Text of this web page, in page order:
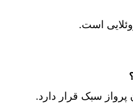
است.
سبک قرار دارد.